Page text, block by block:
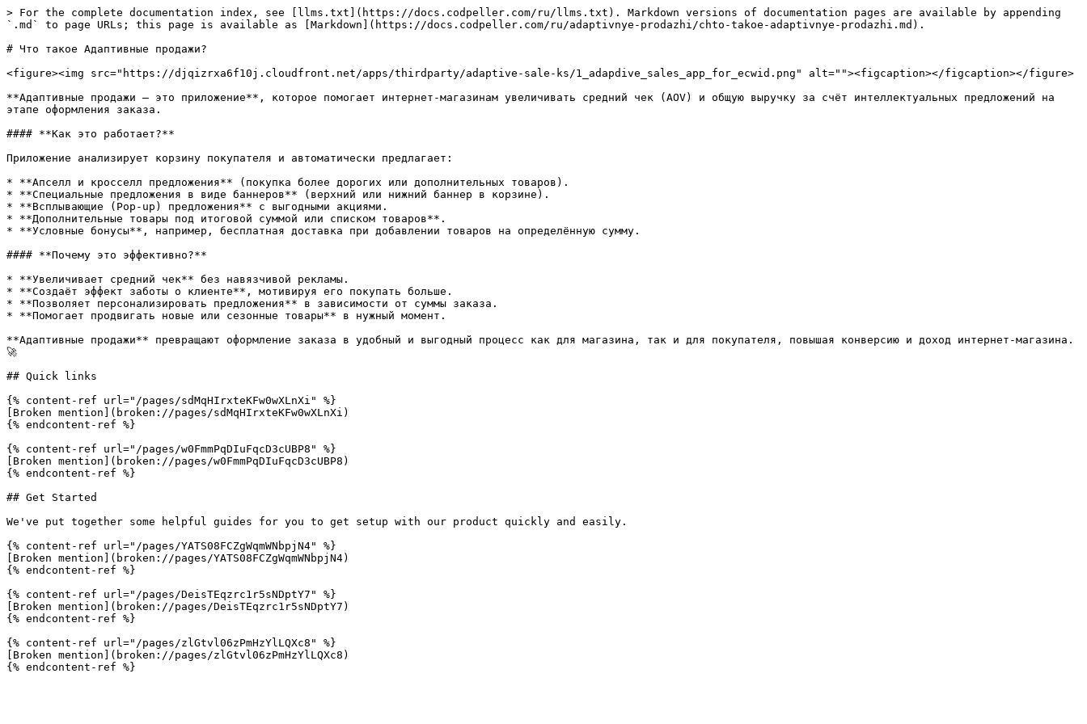
> For the complete documentation index, see [llms.txt](https://docs.codpeller.com/ru/llms.txt). Markdown versions of documentation pages are available by appending
`.md` to page URLs; this page is available as [Markdown](https://docs.codpeller.com/ru/adaptivnye-prodazhi/chto-takoe-adaptivnye-prodazhi.md).
# Что такое Адаптивные продажи?
<figure><img src="https://djqizrxa6f10j.cloudfront.net/apps/thirdparty/adaptive-sale-ks/1_adapdive_sales_app_for_ecwid.png" alt=""><figcaption></figcaption></figure>
**Адаптивные продажи — это приложение**, которое помогает интернет-магазинам увеличивать средний чек (AOV) и общую выручку за счёт интеллектуальных предложений на
этапе оформления заказа.
#### **Как это работает?**
Приложение анализирует корзину покупателя и автоматически предлагает:
* **Апселл и кросселл предложения** (покупка более дорогих или дополнительных товаров).
* **Специальные предложения в виде баннеров** (верхний или нижний баннер в корзине).
* **Всплывающие (Pop-up) предложения** с выгодными акциями.
* **Дополнительные товары под итоговой суммой или списком товаров**.
* **Условные бонусы**, например, бесплатная доставка при добавлении товаров на определённую сумму.
#### **Почему это эффективно?**
* **Увеличивает средний чек** без навязчивой рекламы.
* **Создаёт эффект заботы о клиенте**, мотивируя его покупать больше.
* **Позволяет персонализировать предложения** в зависимости от суммы заказа.
* **Помогает продвигать новые или сезонные товары** в нужный момент.
**Адаптивные продажи** превращают оформление заказа в удобный и выгодный процесс как для магазина, так и для покупателя, повышая конверсию и доход интернет-магазина.
🚀
## Quick links
{% content-ref url="/pages/sdMqHIrxteKFw0wXLnXi" %}
[Broken mention](broken://pages/sdMqHIrxteKFw0wXLnXi)
{% endcontent-ref %}
{% content-ref url="/pages/w0FmmPqDIuFqcD3cUBP8" %}
[Broken mention](broken://pages/w0FmmPqDIuFqcD3cUBP8)
{% endcontent-ref %}
## Get Started
We've put together some helpful guides for you to get setup with our product quickly and easily.
{% content-ref url="/pages/YATS08FCZgWqmWNbpjN4" %}
[Broken mention](broken://pages/YATS08FCZgWqmWNbpjN4)
{% endcontent-ref %}
{% content-ref url="/pages/DeisTEqzrc1r5sNDptY7" %}
[Broken mention](broken://pages/DeisTEqzrc1r5sNDptY7)
{% endcontent-ref %}
{% content-ref url="/pages/zlGtvl06zPmHzYlLQXc8" %}
[Broken mention](broken://pages/zlGtvl06zPmHzYlLQXc8)